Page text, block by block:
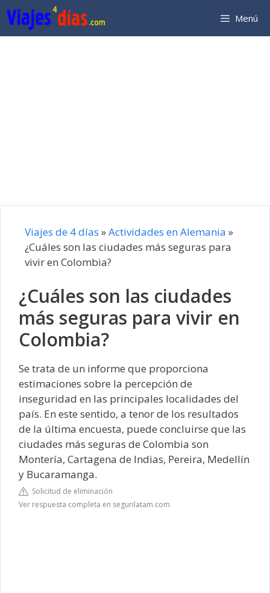
Saltar
al
contenido
Menú
Viajes de 4 días »Actividades en Alemania »
¿Cuáles son las ciudades más seguras para
vivir en Colombia?
¿Cuáles son las ciudades
más seguras para vivir en
Colombia?
Se trata de un informe que proporciona
estimaciones sobre la percepción de
inseguridad en las principales localidades del
país. En este sentido, a tenor de los resultados
de la última encuesta, puede concluirse que las
ciudades más seguras de Colombia son
Montería, Cartagena de Indias, Pereira, Medellín
y Bucaramanga.
Solicitud de eliminación
Ver respuesta completa en segurilatam.com